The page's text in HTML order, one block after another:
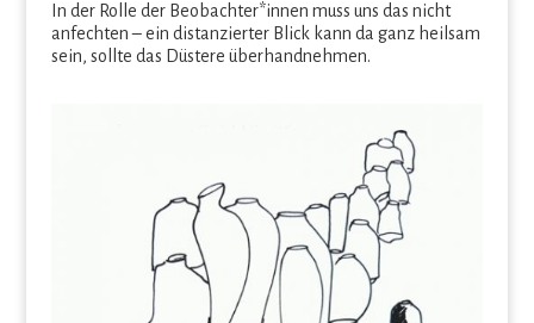
In der Rolle der Beobachter*innen muss uns das nicht
anfechten – ein distanzierter Blick kann da ganz heilsam
sein, sollte das Düstere überhandnehmen.